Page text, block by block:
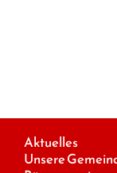
Aktuelles
Unsere